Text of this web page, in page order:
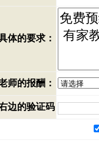
体的要求：
师的报酬：
边的验证码